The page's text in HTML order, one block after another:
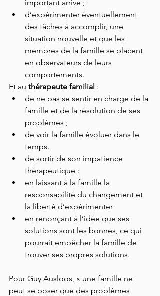
important arrive ;
d’expérimenter éventuellement
des tâches à accomplir, une
situation nouvelle et que les
membres de la famille se placent
en observateurs de leurs
comportements.
Et au thérapeute familial :
de ne pas se sentir en charge de la
famille et de la résolution de ses
problèmes ;
de voir la famille évoluer dans le
temps.
de sortir de son impatience
thérapeutique :
en laissant à la famille la
responsabilité du changement et
la liberté d’expérimenter
en renonçant à l’idée que ses
solutions sont les bonnes, ce qui
pourrait empêcher la famille de
trouver ses propres solutions.
Pour Guy Ausloos, « une famille ne
peut se poser que des problèmes